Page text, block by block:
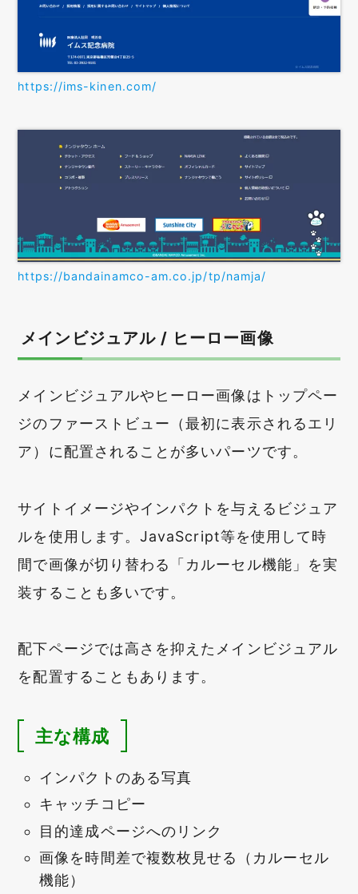
https://ims-kinen.com/
https://bandainamco-am.co.jp/tp/namja/
メインビジュアル / ヒーロー画像
メインビジュアルやヒーロー画像はトップペー
ジのファーストビュー（最初に表示されるエリ
ア）に配置されることが多いパーツです。
サイトイメージやインパクトを与えるビジュア
ルを使用します。JavaScript等を使用して時
間で画像が切り替わる「カルーセル機能」を実
装することも多いです。
配下ページでは高さを抑えたメインビジュアル
を配置することもあります。
主な構成
インパクトのある写真
キャッチコピー
目的達成ページへのリンク
画像を時間差で複数枚見せる（カルーセル
機能）